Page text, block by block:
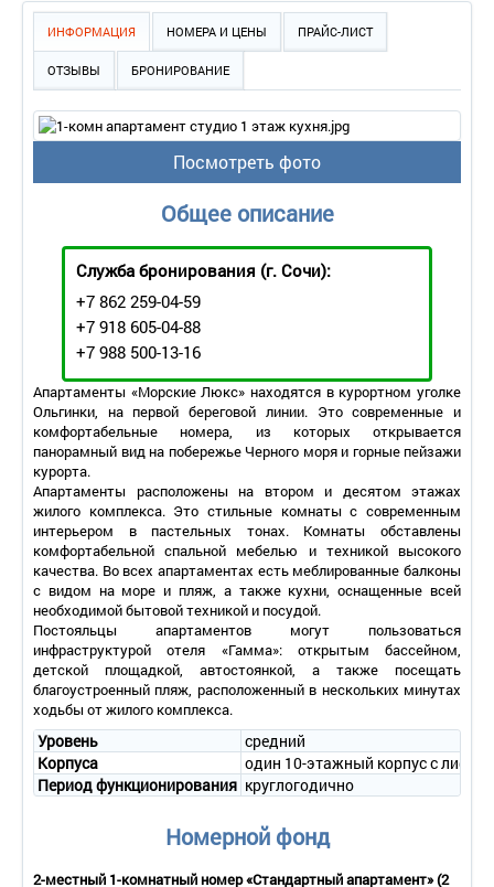
ИНФОРМАЦИЯ НОМЕРА И ЦЕНЫ ПРАЙС-ЛИСТ
ОТЗЫВЫ БРОНИРОВАНИЕ
Посмотреть фото
Общее описание
Служба бронирования (г. Сочи):
+7 862 259-04-59
+7 918 605-04-88
+7 988 500-13-16
Апартаменты «Морские Люкс» находятся в курортном уголке
Ольгинки, на первой береговой линии. Это современные и
комфортабельные номера, из которых открывается
панорамный вид на побережье Черного моря и горные пейзажи
курорта.
Апартаменты расположены на втором и десятом этажах
жилого комплекса. Это стильные комнаты с современным
интерьером в пастельных тонах. Комнаты обставлены
комфортабельной спальной мебелью и техникой высокого
качества. Во всех апартаментах есть меблированные балконы
с видом на море и пляж, а также кухни, оснащенные всей
необходимой бытовой техникой и посудой.
Постояльцы апартаментов могут пользоваться
инфраструктурой отеля «Гамма»: открытым бассейном,
детской площадкой, автостоянкой, а также посещать
благоустроенный пляж, расположенный в нескольких минутах
ходьбы от жилого комплекса.
Уровень
средний
Корпуса
один 10-этажный корпус с
Период функционирования круглогодично
Номерной фонд
2-местный 1-комнатный номер «Стандартный апартамент» (2